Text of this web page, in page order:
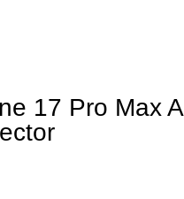
17 Pro Max